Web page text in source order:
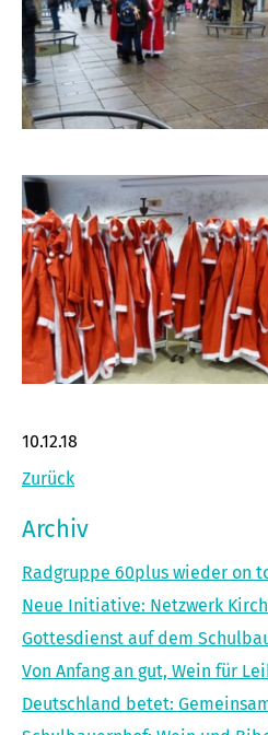
10.12.18
Zurück
Archiv
Radgruppe 60plus wieder on
Neue Initiative: Netzwerk
Gottesdienst auf dem
Von Anfang an gut, Wein für
Deutschland betet: